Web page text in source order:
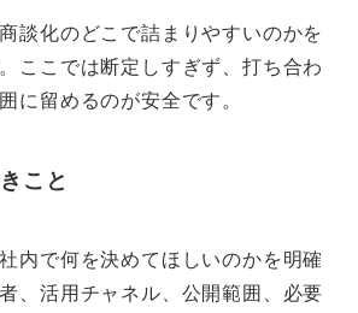
談化のどこで詰まりやすいのかを
ここでは断定しすぎず、打ち合わ
に留めるのが安全です。
こと
内で何を決めてほしいのかを明確
、活用チャネル、公開範囲、必要